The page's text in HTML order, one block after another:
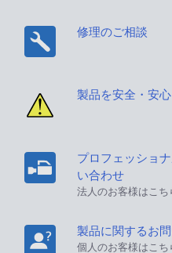
修理のご相談
製品を安全・安
プロフェッショ
い合わせ
法人のお客様はこち
製品に関するお
個人のお客様はこち